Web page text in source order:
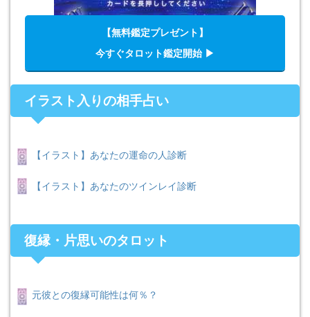
【無料鑑定プレゼント】
今すぐタロット鑑定開始 ▶︎
イラスト入りの相手占い
【イラスト】あなたの運命の人診断
【イラスト】あなたのツインレイ診断
復縁・片思いのタロット
元彼との復縁可能性は何％？